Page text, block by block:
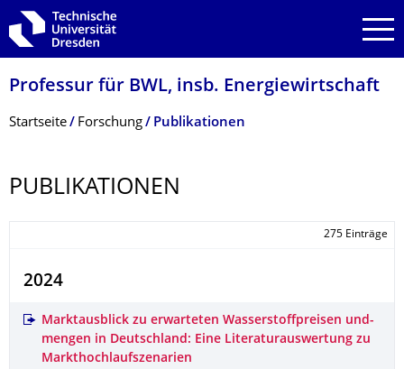
Zur Hauptnavigation springen
Zur Suche springen
Zum Inhalt springen
Professur für BWL, insb. Energiewirtschaft
Breadcrumb-Menü
Startseite Forschung Publikationen
PUBLIKATIONEN
275 Einträge
2024
Marktausblick zu erwarteten Wasserstoffpreisen und-
mengen in Deutschland: Eine Literaturauswertung zu
Markthochlaufszenarien